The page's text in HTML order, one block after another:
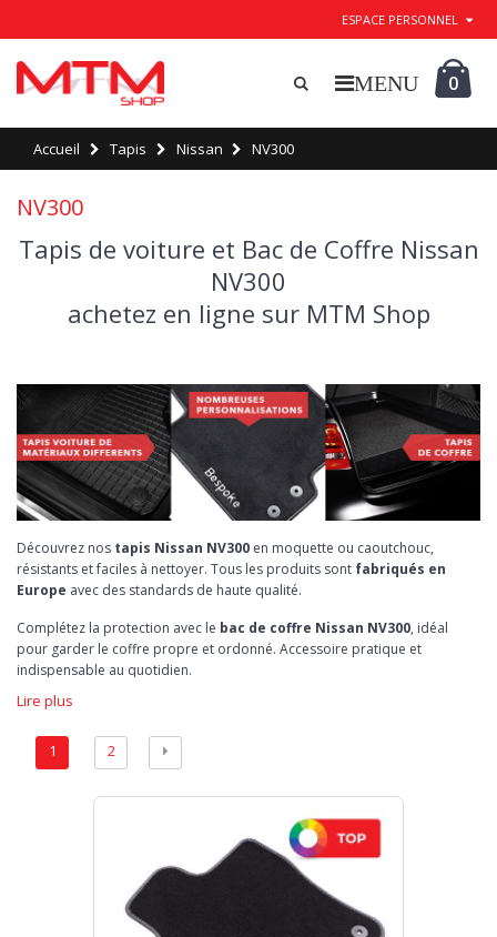
ESPACE PERSONNEL
0
Accueil Tapis Nissan NV300
NV300
Tapis de voiture et Bac de Coffre Nissan
NV300
achetez en ligne sur MTM Shop
Découvrez nos tapis Nissan NV300 en moquette ou caoutchouc,
résistants et faciles à nettoyer. Tous les produits sont fabriqués en
Europe avec des standards de haute qualité.
Complétez la protection avec le bac de coffre Nissan NV300, idéal
pour garder le coffre propre et ordonné. Accessoire pratique et
indispensable au quotidien.
Lire plus
1 2